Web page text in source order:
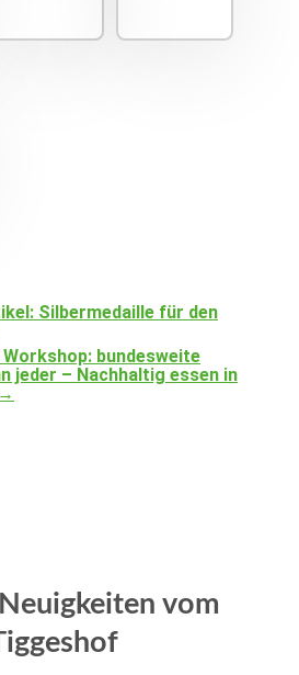
Silbermedaille für den
bundesweite
jeder – Nachhaltig essen in
vom